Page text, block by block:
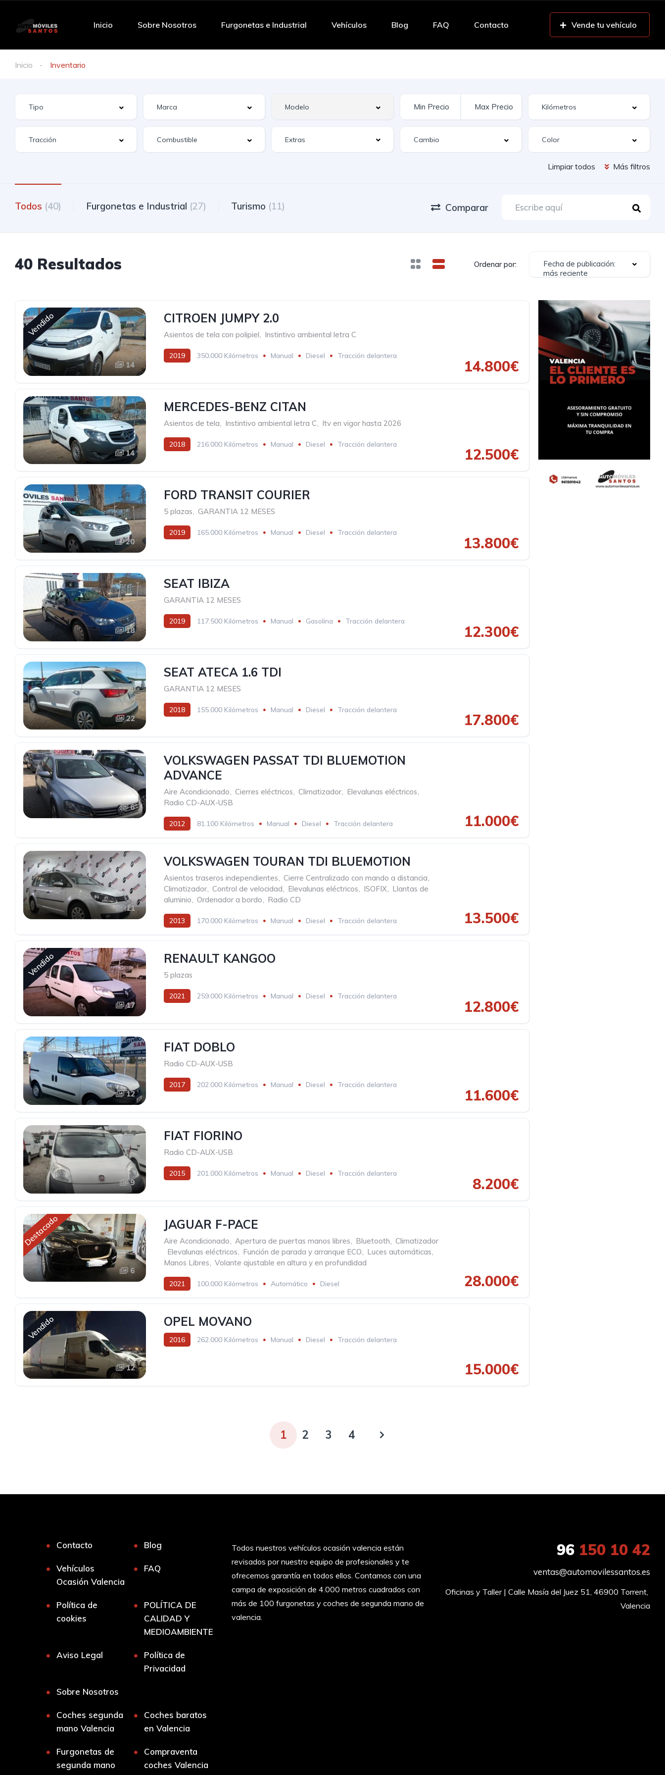
Inicio Sobre Nosotros Furgonetas e Industrial Vehículos Blog FAQ Contacto Vende tu vehículo
Inicio Inventario
Extras
Limpiar todos Más filtros
Todos (40) Furgonetas e Industrial (27) Turismo (11) Comparar
40 Resultados Ordenar por:
Fecha de publicación:
más reciente
Vendido
14
CITROEN JUMPY 2.0
Asientos de tela con polipiel, Instintivo ambiental letra C
2019 350.000 Kilómetros Manual Diesel Tracción delantera
14.800€
14
MERCEDES-BENZ CITAN
Asientos de tela Instintivo ambiental letra C Itv en vigor hasta 2026
2018 216.000 Kilómetros Manual Diesel Tracción delantera
12.500€
20
FORD TRANSIT COURIER
5 plazas, GARANTIA 12 MESES
2019 165.000 Kilómetros Manual Diesel Tracción delantera
13.800€
18
SEAT IBIZA
GARANTIA 12 MESES
2019 117.500 Kilómetros Manual Gasolina Tracción delantera
12.300€
22
SEAT ATECA 1.6 TDI
GARANTIA 12 MESES
2018 155.000 Kilómetros Manual Diesel Tracción delantera
17.800€
6
VOLKSWAGEN PASSAT TDI BLUEMOTION
ADVANCE
Aire Acondicionado, Cierres eléctricos, Climatizador, Elevalunas eléctricos,
Radio CD-AUX-USB
2012 81.100 Kilómetros Manual Diesel Tracción delantera 11.000€
11
VOLKSWAGEN TOURAN TDI BLUEMOTION
Asientos traseros independientes, Cierre Centralizado con mando a distancia,
Climatizador, Control de velocidad, Elevalunas eléctricos, ISOFIX, Llantas de
aluminio, Ordenador a bordo, Radio CD
2013 170.000 Kilómetros Manual Diesel Tracción delantera 13.500€
Vendido
17
RENAULT KANGOO
5 plazas
2021 259.000 Kilómetros Manual Diesel Tracción delantera
12.800€
12
FIAT DOBLO
Radio CD-AUX-USB
2017 202.000 Kilómetros Manual Diesel Tracción delantera
11.600€
9
FIAT FIORINO
Radio CD-AUX-USB
2015 201.000 Kilómetros Manual Diesel Tracción delantera
8.200€
Destacado
6
JAGUAR F-PACE
Aire Acondicionado Apertura de puertas manos libres Bluetooth
Climatizador
Elevalunas eléctricos Función de parada y arranque ECO Luces automáticas
Manos Libres
Volante ajustable en altura y en profundidad
2021 100.000 Kilómetros Automático Diesel 28.000€
Vendido
12
OPEL MOVANO
2016 262.000 Kilómetros Manual Diesel Tracción delantera
15.000€
1 2 3 4
Contacto Blog
Vehículos
Ocasión Valencia
FAQ
Política de
cookies
POLÍTICA DE
CALIDAD Y
MEDIOAMBIENTE
Aviso Legal
Política de
Privacidad
Sobre Nosotros
Coches segunda
mano Valencia
Coches baratos
en Valencia
Furgonetas de
segunda mano
Compraventa
coches Valencia
Todos nuestros vehículos ocasión valencia están
revisados por nuestro equipo de profesionales y te
ofrecemos garantía en todos ellos. Contamos con una
campa de exposición de 4.000 metros cuadrados con
más de 100 furgonetas y coches de segunda mano de
valencia.
96150 10 42
ventas@automovilessantos.es
Oficinas y Taller | Calle Masía del Juez 51, 46900 Torrent,
Valencia